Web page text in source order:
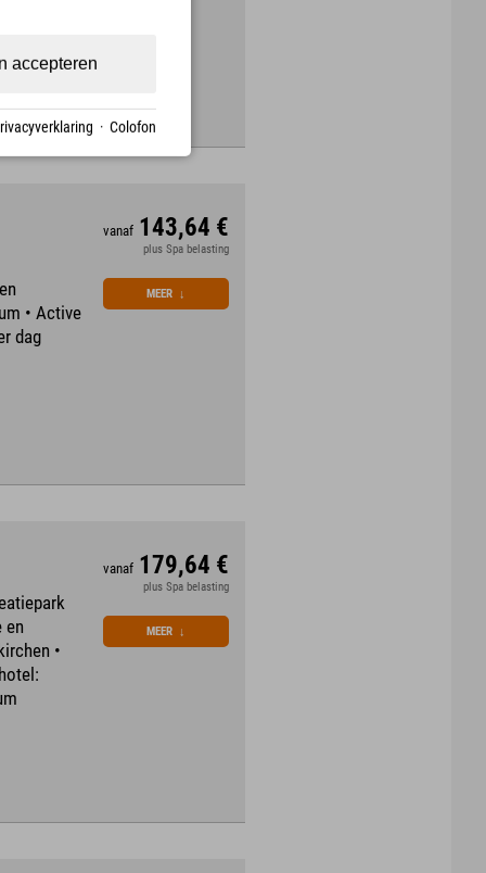
• Active
dag
vanaf 143,64 €
plus Spa belasting
MEER ↓
en
•
vanaf 179,64 €
plus Spa belasting
MEER ↓
accepteren
· Colofon